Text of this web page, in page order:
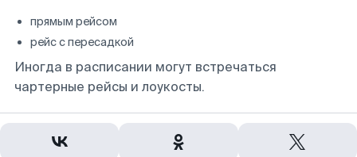
прямым рейсом
рейс с пересадкой
Иногда в расписании могут встречаться
чартерные рейсы и лоукосты.